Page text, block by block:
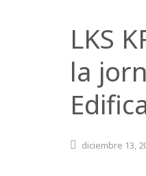
LKS
la
diciembre 13,